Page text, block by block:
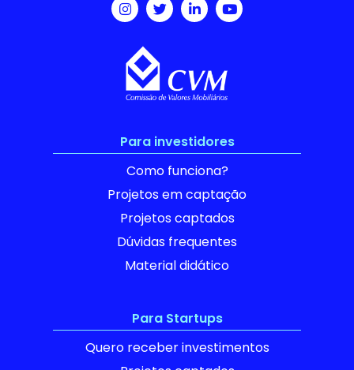
Para investidores
Como funciona?
Projetos em captação
Projetos captados
Dúvidas frequentes
Material didático
Para Startups
Quero receber investimentos